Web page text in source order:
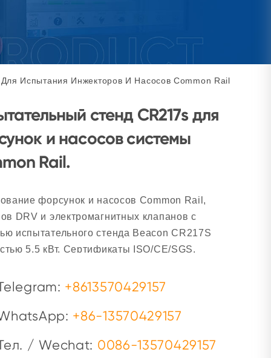
Испытания Инжекторов И Насосов Common Rail
стенд CR217s для
и насосов системы
Rail.
форсунок и насосов Common Rail,
DRV и электромагнитных клапанов с
испытательного стенда Beacon CR217S
5,5 кВт. Сертификаты ISO/CE/SGS.
CAT 320D/двух блоков одновременно.
+8613570429157
+86-13570429157
/ Wechat: 0086-13570429157